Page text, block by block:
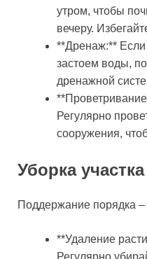
утром, чтобы
вечеру.
**Дренаж:** Если
застоем воды,
дренажной
Регулярно
сооружения,
Уборка участка
Поддержание порядка –
**Удаление
Регулярно